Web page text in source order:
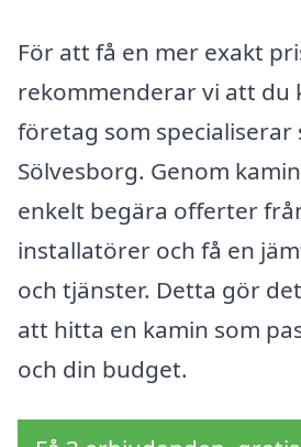
För att få en mer exakt
rekommenderar vi att du
företag som specialiserar
Sölvesborg. Genom
enkelt begära offerter
installatörer och få en
och tjänster. Detta gör
att hitta en kamin som
och din budget.